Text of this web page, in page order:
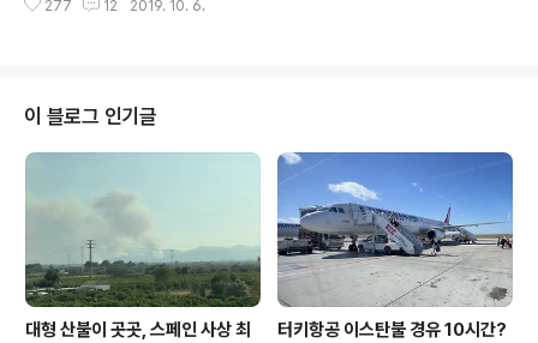
가지를 쓱싹쓱싹 톱으로 잘라 왔답니다. 우리가 사는 농가
동물도 자기 보금자리로 돌아갑니다. "메에에에~~~" 무리
발 1,200m 스페인의 고산평야도 갑작스럽게 추워졌습니
다. 볼일 보러 도시 나갔다가 아직도 여름 날씨를 유지하는
아랫동네에 적응 못 하여 깜짝 놀랐습니다. 다시 고산으로
돌아오면 심하게 변하는 온도 차이로 역시 세상 밖이구나
싶었답니다. 아니면 우리가 너무 다른 세계에 사는 것인가
277 12 2019. 10. 6.
이 블로그 인기글
대형 산불이 곳곳, 스페인 사상 최
터키항공 이스탄불 경유 10시간?